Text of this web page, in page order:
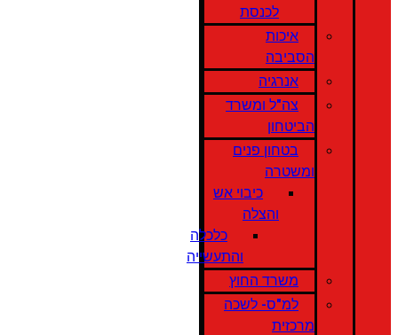
לכנסת
איכות
הסביבה
אנרגיה
צה"ל ומשרד
הביטחון
בטחון פנים
ומשטרה
כיבוי אש
והצלה
כלכלה
והתעשייה
משרד החוץ
למ"ס- לשכה
מרכזית